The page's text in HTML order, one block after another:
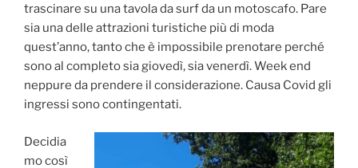
trascinare su una tavola da surf da un motoscafo. Pare
sia una delle attrazioni turistiche più di moda
quest’anno, tanto che è impossibile prenotare perché
sono al completo sia giovedì, sia venerdì. Week end
neppure da prendere il considerazione. Causa Covid gli
ingressi sono contingentati.
Decidia
mo così